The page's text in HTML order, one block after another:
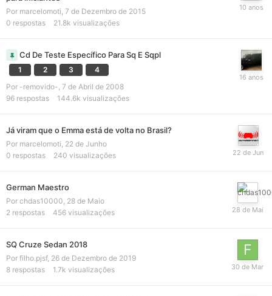
Por marcelomoti 7 de Dezembro de 2015
0 respostas 21.8k visualizações
Cd De Teste Específico Para Sq E Sqpl
1 2 3
4
Por -removido-, 7 de Abril de 2008
96 respostas 144.6k visualizações
Já viram que o Emma está de volta no Brasil?
Por marcelomoti, 22 de Junho
0 respostas 240 visualizações
German Maestro
Por chdas10000, 28 de Maio
2 respostas 456 visualizações
SQ Cruze Sedan 2018
Por filho.pjsf, 26 de Dezembro de 2019
8 respostas 1.7k visualizações